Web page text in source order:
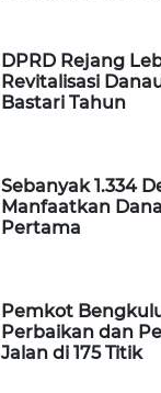
DPRD Rejang
Revitalisasi
Bastari Tahun
Sebanyak 1.334
Manfaatkan
Pertama
Pemkot
Perbaikan dan
Jalan di 175 Titik